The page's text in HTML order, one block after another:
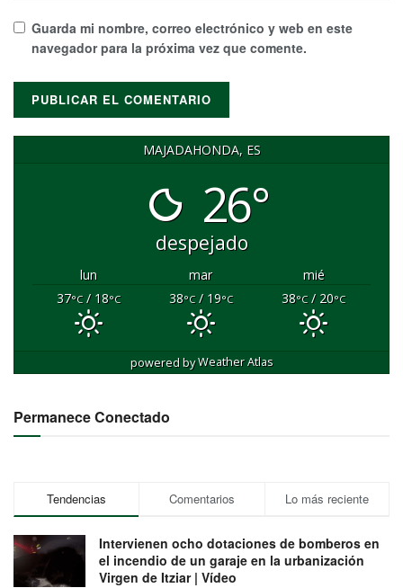
Guarda mi nombre, correo electrónico y web en este
navegador para la próxima vez que comente.
MAJADAHONDA, ES
26°
despejado
lun mar
mié
37°C/ 18°C 38°C/ 19°C 38°C/ 20°C
powered byWeather Atlas
Permanece Conectado
Tendencias Comentarios Lo más reciente
Intervienen ocho dotaciones de bomberos en
el incendio de un garaje en la urbanización
Virgen de Itziar | Vídeo